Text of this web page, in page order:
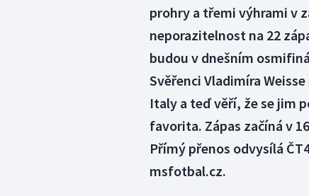
prohry a třemi výhrami v
neporazitelnost na 22
budou v dnešním
Svěřenci Vladimíra
Italy a teď věří, že se jim
favorita. Zápas začíná v
Přímý přenos odvysílá
msfotbal.cz.